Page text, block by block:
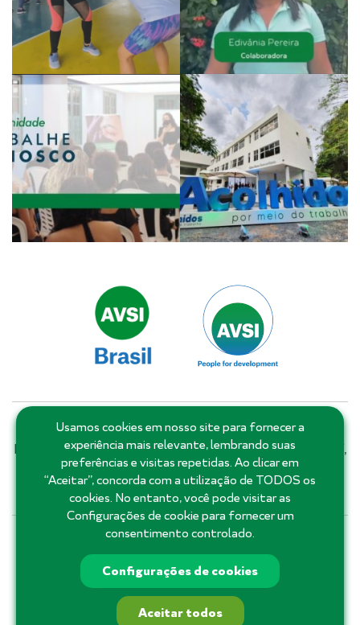
Matriz: Salvador - Bahia - Brasil | Filiais e escritórios:
Distrito Federal, Goiás, Minas Gerais, Pernambuco, Piauí,
Rio de Janeiro, Rio Grande do Norte, Roraima, Santa
Catarina, São Paulo e Ceará.
Usamos cookies em nosso site para fornecer a
experiência mais relevante, lembrando suas
preferências e visitas repetidas. Ao clicar em
“Aceitar”, concorda com a utilização de TODOS os
cookies. No entanto, você pode visitar as
Configurações de cookie para fornecer um
consentimento controlado.
Configurações de cookies
Aceitar todos